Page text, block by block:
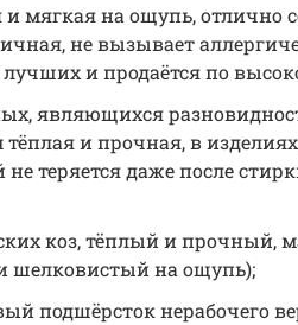
мягкая на ощупь, отлично
не вызывает
лучших и продаётся по
являющихся
тёплая и прочная, в
теряется даже после
коз, тёплый и прочный,
шелковистый на ощупь);
подшёрсток нерабочего